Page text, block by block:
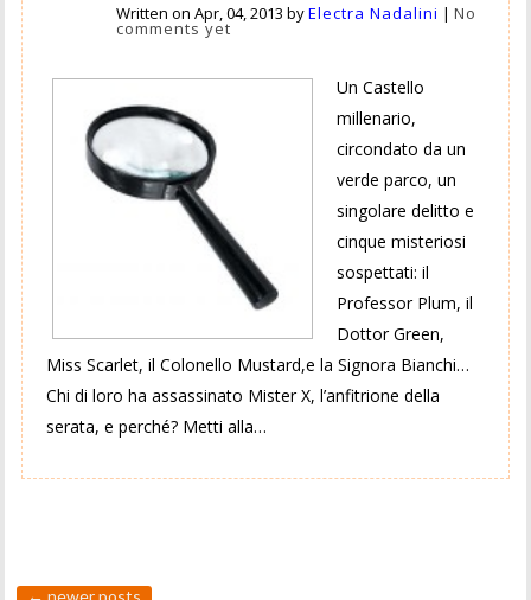
Written onApr, 04, 2013 byElectra Nadalini |No
comments yet
Un Castello
millenario,
circondato da un
verde parco, un
singolare delitto e
cinque misteriosi
sospettati: il
Professor Plum, il
Dottor Green,
Miss Scarlet, il Colonello Mustard,e la Signora Bianchi…
Chi di loro ha assassinato Mister X, l’anfitrione della
serata, e perché? Metti alla…